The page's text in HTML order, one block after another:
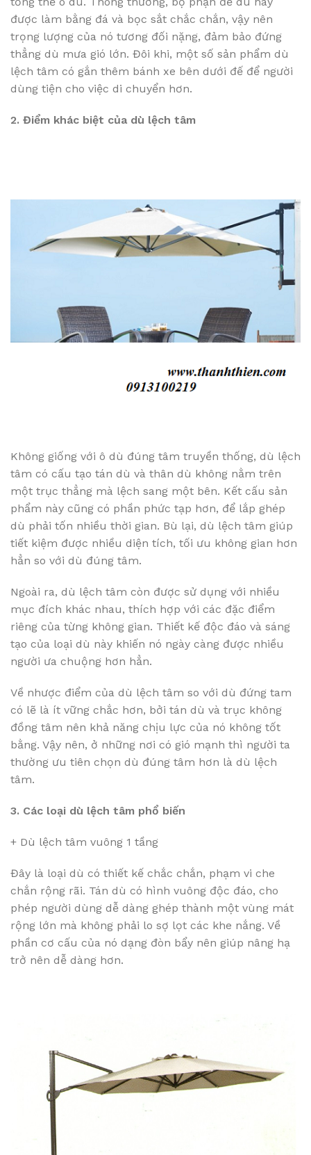
được làm bằng đá và bọc sắt chắc chắn, vậy nên
trọng lượng của nó tương đối nặng, đảm bảo đứng
thẳng dù mưa gió lớn. Đôi khi, một số sản phẩm dù
lệch tâm có gắn thêm bánh xe bên dưới đế để người
dùng tiện cho việc di chuyển hơn.
2. Điểm khác biệt của dù lệch tâm
Không giống với ô dù đúng tâm truyền thống, dù lệch
tâm có cấu tạo tán dù và thân dù không nằm trên
một trục thẳng mà lệch sang một bên. Kết cấu sản
phẩm này cũng có phần phức tạp hơn, để lắp ghép
dù phải tốn nhiều thời gian. Bù lại, dù lệch tâm giúp
tiết kiệm được nhiều diện tích, tối ưu không gian hơn
hẳn so với dù đúng tâm.
Ngoài ra, dù lệch tâm còn được sử dụng với nhiều
mục đích khác nhau, thích hợp với các đặc điểm
riêng của từng không gian. Thiết kế độc đáo và sáng
tạo của loại dù này khiến nó ngày càng được nhiều
người ưa chuộng hơn hẳn.
Về nhược điểm của dù lệch tâm so với dù đứng tam
có lẽ là ít vững chắc hơn, bởi tán dù và trục không
đồng tâm nên khả năng chịu lực của nó không tốt
bằng. Vậy nên, ở những nơi có gió mạnh thì người ta
thường ưu tiên chọn dù đúng tâm hơn là dù lệch
tâm.
3. Các loại dù lệch tâm phổ biến
+ Dù lệch tâm vuông 1 tầng
Đây là loại dù có thiết kế chắc chắn, phạm vi che
chắn rộng rãi. Tán dù có hình vuông độc đáo, cho
phép người dùng dễ dàng ghép thành một vùng mát
rộng lớn mà không phải lo sợ lọt các khe nắng. Về
phần cơ cấu của nó dạng đòn bẩy nên giúp nâng hạ
trở nên dễ dàng hơn.